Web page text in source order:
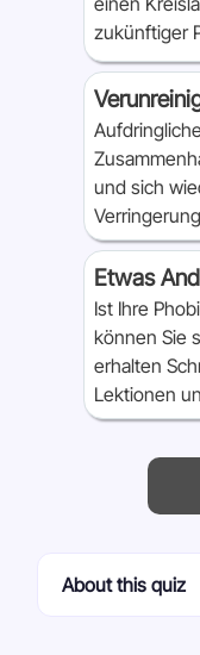
zukünftiger
und sich
Etwas
Ist Ihre
können Sie
erhalten
Lektionen
About this quiz